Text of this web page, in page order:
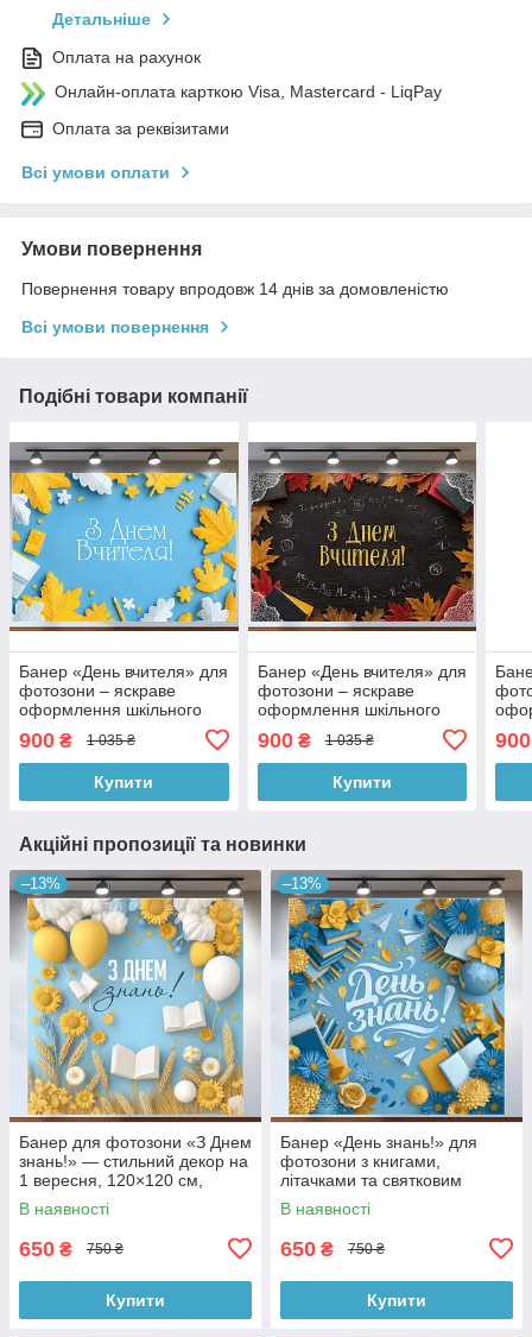
Детальніше
Оплата на рахунок
Онлайн-оплата карткою Visa, Mastercard - LiqPay
Оплата за реквізитами
Всі умови оплати
Умови повернення
Повернення товару впродовж 14 днів за домовленістю
Всі умови повернення
Подібні товари компанії
Банер «День вчителя» для
фотозони – яскраве
оформлення шкільного
№41354
900 ₴ 1 035 ₴
Купити
Банер «День вчителя» для
фотозони – яскраве
оформлення шкільного
№41356
900₴ 1 035 ₴
Купити
900
Акційні пропозиції та новинки
–13%
Банер для фотозони «З Днем
знань!» — стильний декор на
1 вересня, 120×120 см,
№41024
В наявності
650 ₴ 750 ₴
Купити
–13%
Банер «День знань!» для
фотозони з книгами,
літачками та святковим
декором 120x120см, №41113
В наявності
650 ₴ 750 ₴
Купити